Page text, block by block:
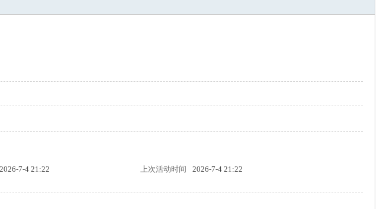
2026-7-4 21:22 上次活动时间
2026-7-4 21:22